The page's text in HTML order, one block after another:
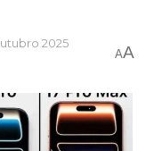
2025
AA